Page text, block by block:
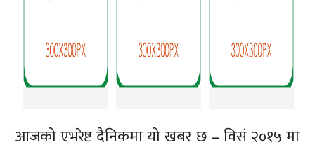
आजको एभरेष्ट दैनिकमा यो खबर छ – विसं २०१५ मा